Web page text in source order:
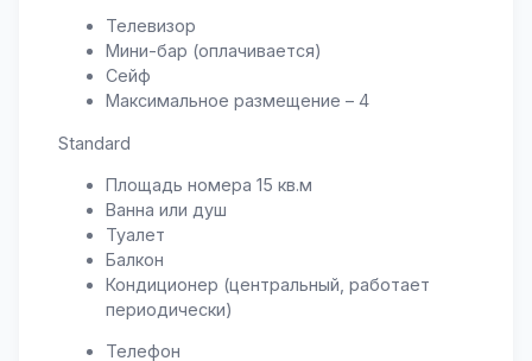
Телевизор
Мини-бар (оплачивается)
Сейф
Максимальное размещение – 4
Standard
Площадь номера 15 кв.м
Ванна или душ
Туалет
Балкон
Кондиционер (центральный, работает
периодически)
Телефон